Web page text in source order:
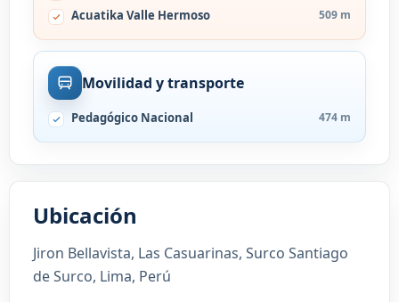
Acuatika Valle Hermoso 509 m
Movilidad y transporte
Pedagógico Nacional 474 m
Ubicación
Jiron Bellavista, Las Casuarinas, Surco Santiago
de Surco, Lima, Perú